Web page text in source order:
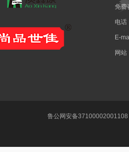
免费
电话
E-
网
鲁公网安备37100002001108